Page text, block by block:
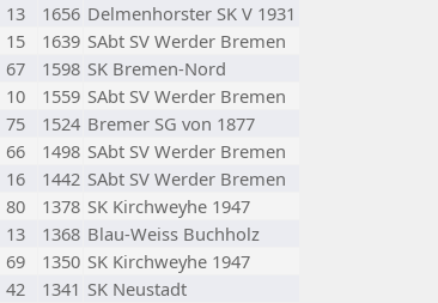
13 1656 Delmenhorster SK V 1931
15 1639 SAbt SV Werder Bremen
67 1598 SK Bremen-Nord
10 1559 SAbt SV Werder Bremen
75 1524 Bremer SG von 1877
66 1498 SAbt SV Werder Bremen
16 1442 SAbt SV Werder Bremen
80 1378 SK Kirchweyhe 1947
13 1368 Blau-Weiss Buchholz
69 1350 SK Kirchweyhe 1947
42 1341 SK Neustadt